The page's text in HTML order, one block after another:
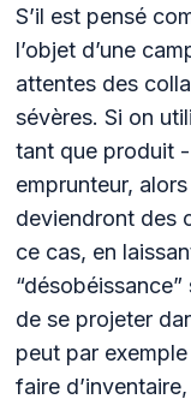
S’il est pensé
l’objet d’une
attentes des
sévères. Si on
tant que produit
emprunteur,
deviendront des
ce cas, en
de se projeter
peut par
faire